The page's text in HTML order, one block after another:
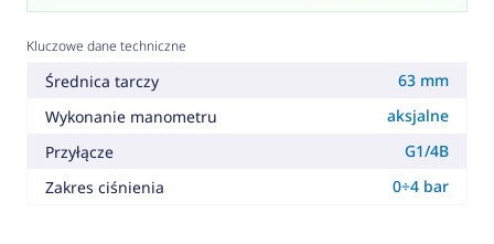
Kluczowe dane techniczne
Średnica tarczy
63 mm
Wykonanie manometru
aksjalne
Przyłącze
G1/4B
Zakres ciśnienia
0÷4 bar